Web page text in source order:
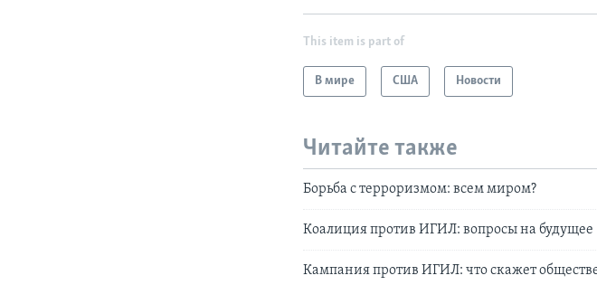
This item is part of
В мире США Новости
Читайте также
Борьба с терроризмом: всем миром?
Коалиция против ИГИЛ: вопросы на будущее
Кампания против ИГИЛ: что скажет